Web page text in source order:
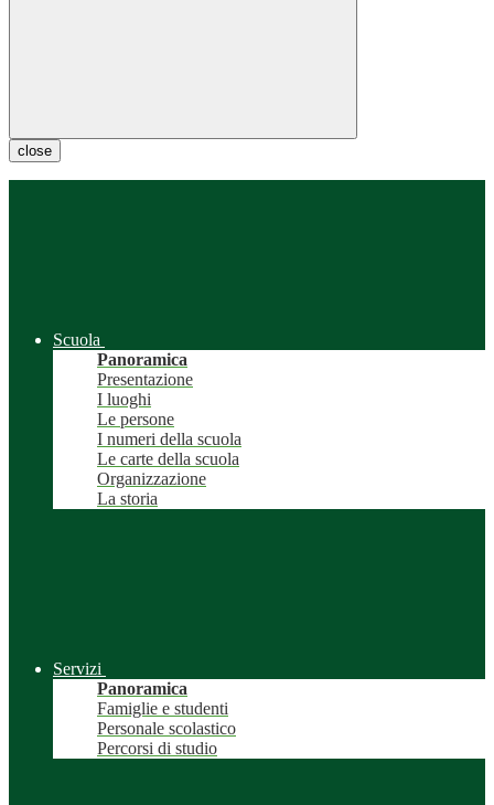
close
Scuola
Panoramica
Presentazione
I luoghi
Le persone
I numeri della scuola
Le carte della scuola
Organizzazione
La storia
Servizi
Panoramica
Famiglie e studenti
Personale scolastico
Percorsi di studio